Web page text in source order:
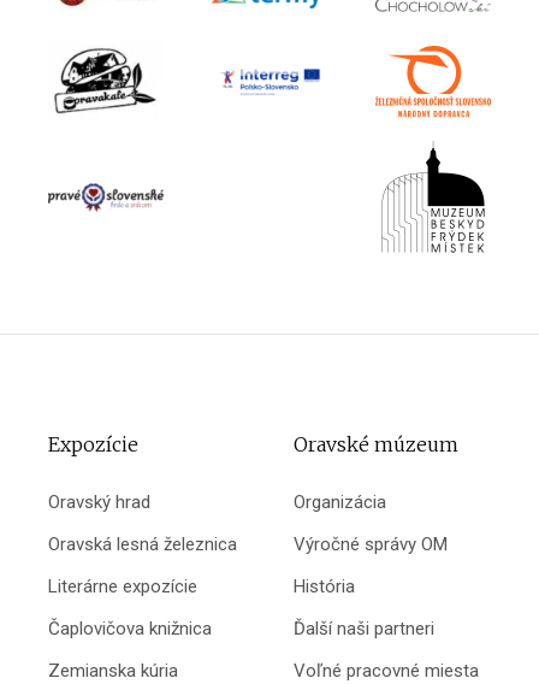
Expozície
Oravský hrad
Oravská lesná železnica
Literárne expozície
Čaplovičova knižnica
Zemianska kúria
Oravské múzeum
Organizácia
Výročné správy OM
História
Ďalší naši partneri
Voľné pracovné miesta